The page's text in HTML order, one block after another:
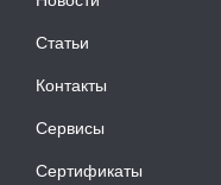
Статьи
Контакты
Сервисы
Сертификаты